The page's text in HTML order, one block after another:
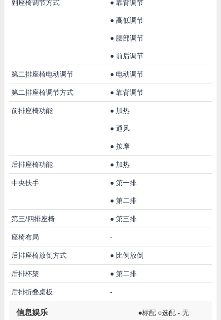
副座椅调节方式 ● 靠背调节
● 高低调节
● 腰部调节
● 前后调节
第二排座椅电动调节 ● 电动调节
第二排座椅调节方式 ● 靠背调节
前排座椅功能 ● 加热
● 通风
● 按摩
后排座椅功能 ● 加热
中央扶手 ● 第一排
● 第二排
第三/四排座椅 ● 第三排
座椅布局 -
后排座椅放倒方式 ● 比例放倒
后排杯架 ● 第二排
后排折叠桌板 -
信息娱乐 ●标配 ○选配 - 无